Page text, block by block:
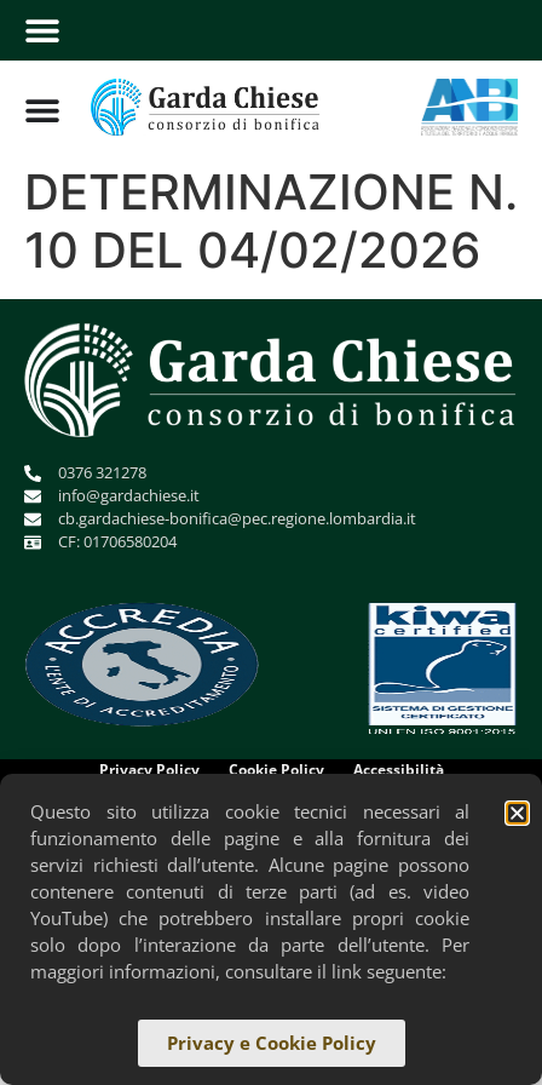
DETERMINAZIONE N.
10 DEL 04/02/2026
0376 321278
info@gardachiese.it
cb.gardachiese-bonifica@pec.regione.lombardia.it
CF: 01706580204
Privacy Policy Cookie Policy Accessibilità
Questo sito utilizza cookie tecnici necessari al
funzionamento delle pagine e alla fornitura dei
servizi richiesti dall’utente. Alcune pagine possono
contenere contenuti di terze parti (ad es. video
YouTube) che potrebbero installare propri cookie
solo dopo l’interazione da parte dell’utente. Per
maggiori informazioni, consultare il link seguente:
Privacy e Cookie Policy